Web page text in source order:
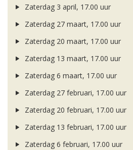
Zaterdag 3 april, 17.00 uur
Zaterdag 27 maart, 17.00 uur
Zaterdag 20 maart, 17.00 uur
Zaterdag 13 maart, 17.00 uur
Zaterdag 6 maart, 17.00 uur
Zaterdag 27 februari, 17.00 uur
Zaterdag 20 februari, 17.00 uur
Zaterdag 13 februari, 17.00 uur
Zaterdag 6 februari, 17.00 uur